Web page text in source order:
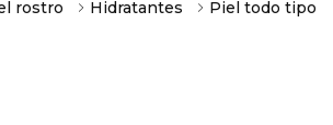
rostro Hidratantes Piel todo tipo